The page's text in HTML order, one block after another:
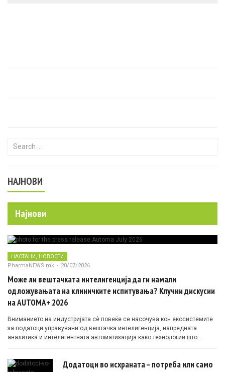
Search for:
НАЈНОВИ
Најнови
НАСТАНИ, НОВОСТИ
PharmaNEWS.mk - 20/07/2026
Може ли вештачката интелигенција да ги намали
одложувањата на клиничките испитувања? Клучни дискусии
на AUTOMA+ 2026
Вниманието на индустријата сè повеќе се насочува кон екосистемите
за податоци управувани од вештачка интелигенција, напредната
аналитика и интелигентната автоматизација како технологии што
Додатоци во исхраната – потреба или само